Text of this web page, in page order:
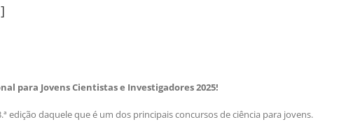
para Jovens Cientistas e Investigadores 2025!
edição daquele que é um dos principais concursos de ciência para jovens.